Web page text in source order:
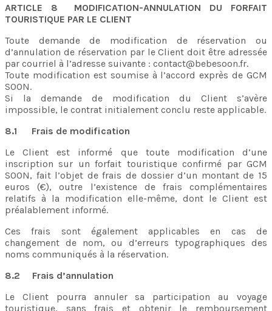
ARTICLE 8 MODIFICATION-ANNULATION DU FORFAIT
TOURISTIQUE PAR LE CLIENT
Toute demande de modification de réservation ou
d’annulation de réservation par le Client doit être adressée
par courriel à l’adresse suivante : contact@bebesoon.fr.
Toute modification est soumise à l’accord exprès de GCM
SOON.
Si la demande de modification du Client s’avère
impossible, le contrat initialement conclu reste applicable.
8.1 Frais de modification
Le Client est informé que toute modification d’une
inscription sur un forfait touristique confirmé par GCM
SOON, fait l’objet de frais de dossier d’un montant de 15
euros (€), outre l’existence de frais complémentaires
relatifs à la modification elle-même, dont le Client est
préalablement informé.
Ces frais sont également applicables en cas de
changement de nom, ou d’erreurs typographiques des
noms communiqués à la réservation.
8.2 Frais d’annulation
Le Client pourra annuler sa participation au voyage
touristique, sans frais et obtenir le remboursement